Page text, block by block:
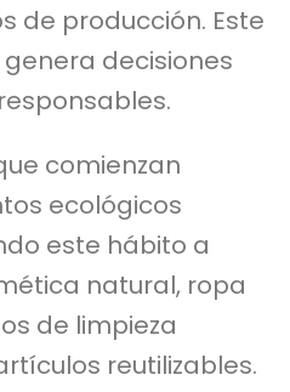
de producción. Este
decisiones
comienzan
ecológicos
este hábito a
natural, ropa
de limpieza
reutilizables.